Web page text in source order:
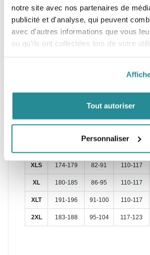
notre site avec nos partenaires de
publicité et d'analyse, qui peuvent
avec d'autres informations que vous
ou qu'ils ont collectées lors de votre
Tout autoriser
Personnaliser
SS 166-171 59-68 95-99
173-178 61-70
ST 183-188 66-75 95-99
99-104
XLS 174-179 82-91 110-117
XL 180-185 86-95 110-117
XLT 191-196 91-100 110-117
2XL 183-188 95-104 117-123